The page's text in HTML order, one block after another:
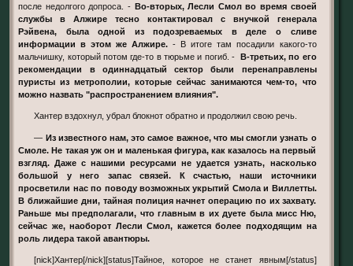
после недолгого допроса. - Во-вторых, Лесли Смол во время своей
службы в Алжире тесно контактировал с внучкой генерала
Рэйвена, была одной из подозреваемых в деле о сливе
информации в этом же Алжире. - В итоге там посадили какого-то
мальчишку, который потом где-то в тюрьме и погиб. -
В-третьих, по его
рекомендации в одиннадцатый сектор были перенаправлены
пуристы из метрополии, которые сейчас занимаются чем-то, что
можно назвать "распространением влияния".
Хантер вздохнул, убрал блокнот обратно и продолжил свою речь.
Из известного нам, это самое важное, что мы смогли узнать о
Смоле. Не такая уж он и маленькая фигура, как казалось на первый
взгляд. Даже с нашими ресурсами не удается узнать, насколько
большой у него запас связей. К счастью, наши источники
просветили нас по поводу возможных укрытий Смола и Виллетты.
В ближайшие дни, тайная полиция начнет операцию по их захвату.
Раньше мы предполагали, что главным в их дуете была мисс Ню,
сейчас же, наоборот Лесли Смол, кажется более подходящим на
роль лидера такой авантюры.
[nick]Хантер[/nick][status]Тайное, которое не станет явным[/status]